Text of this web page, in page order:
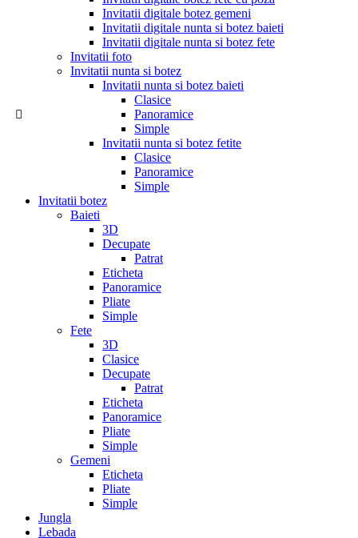
Invitatii digitale botez gemeni
Invitatii digitale nunta si botez baieti
Invitatii digitale nunta si botez fete
Invitatii foto
Invitatii nunta si botez
Invitatii nunta si botez baieti
Clasice
Panoramice
Simple
Invitatii nunta si botez fetite
Clasice
Panoramice
Simple
Invitatii botez
Baieti
3D
Decupate
Patrat
Eticheta
Panoramice
Pliate
Simple
Fete
3D
Clasice
Decupate
Patrat
Eticheta
Panoramice
Pliate
Simple
Gemeni
Eticheta
Pliate
Simple
Jungla
Lebada